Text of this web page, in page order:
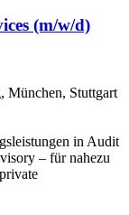
(m/w/d)
München, Stuttgart
in Audit
– für nahezu